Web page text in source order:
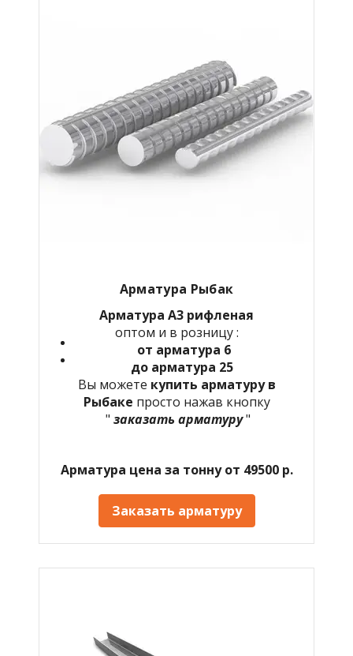
Арматура Рыбак
Арматура А3 рифленая
оптом и в розницу :
от арматура 6
до арматура 25
Вы можете купить арматуру в
Рыбаке просто нажав кнопку
" заказать арматуру"
Арматура цена за тонну от 49500 р.
Заказать арматуру